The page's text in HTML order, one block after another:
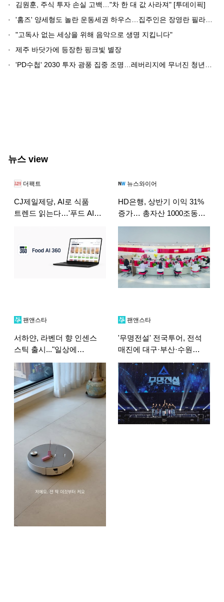
·
김원훈, 주식 투자 손실 고백…"차 한 대 값 사라져" [투데이픽]
·
'홈즈' 양세형도 놀란 운동세권 하우스…집주인은 장영란 필라테스 원장
·
"고독사 없는 세상을 위해 음악으로 생명 지킵니다"
·
제주 바닷가에 등장한 핑크빛 별장
·
'PD수첩' 2030 투자 광풍 집중 조명…레버리지에 무너진 청년들 현실
뉴스 view
더팩트
CJ제일제당, AI로 식품
트렌드 읽는다…'푸드 AI
뉴스와이어
HD은행, 상반기 이익 31%
증가… 총자산 1000조동
돌파
팬앤스타
서하얀, 라벤더 향 인센스
스틱 출시..."일상에
향기로움 더해요"
팬앤스타
'무명전설' 전국투어, 전석
매진에 대구·부산·수원
'앵콜 공연' 확정